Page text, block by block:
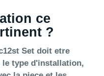
ce
?
Set doit etre
le type d'installation,